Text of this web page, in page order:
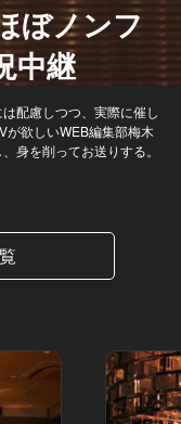
ぼノンフ
中継
配慮しつつ、実際に催し
が欲しいWEB編集部梅木
身を削ってお送りする。